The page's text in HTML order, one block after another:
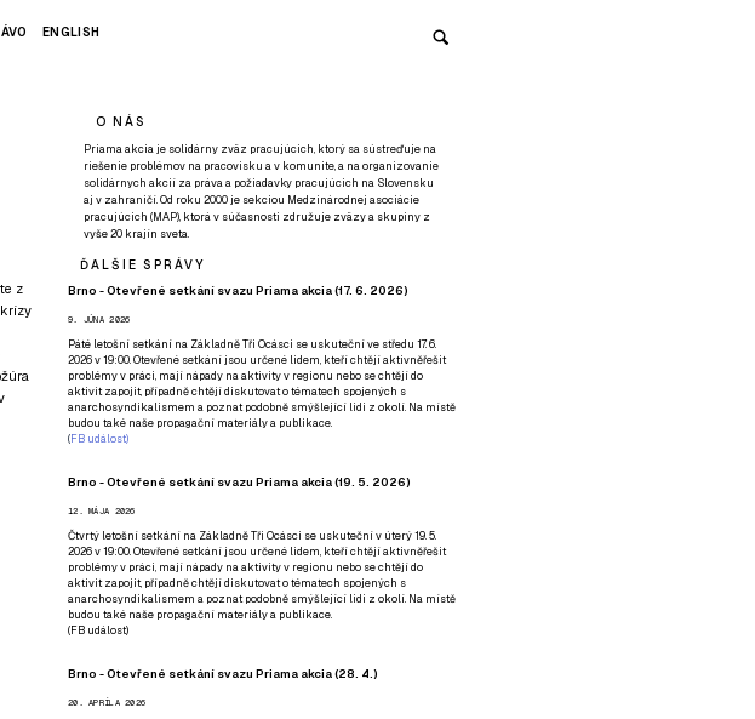
ENGLISH
z
O NÁS
Priama akcia je solidárny zväz pracujúcich, ktorý sa sústreďuje na
riešenie problémov na pracovisku a v komunite, a na organizovanie
solidárnych akcií za práva a požiadavky pracujúcich na Slovensku
aj v zahraničí. Od roku 2000 je sekciou Medzinárodnej asociácie
pracujúcich (MAP), ktorá v súčasnosti združuje zväzy a skupiny z
vyše 20 krajín sveta.
ĎALŠIE SPRÁVY
Brno - Otevřené setkání svazu Priama akcia (17. 6. 2026)
9. JÚNA 2026
Páté letošní setkání na Základně Tři Ocásci se uskuteční ve středu 17. 6.
2026 v 19:00. Otevřené setkání jsou určené lidem, kteří chtějí aktivněřešit
problémy v práci, mají nápady na aktivity v regionu nebo se chtějí do
aktivit zapojit, případně chtějí diskutovat o tématech spojených s
anarchosyndikalismem a poznat podobně smýšlející lidi z okolí. Na místě
budou také naše propagační materiály a publikace.
(FB událost)
Brno - Otevřené setkání svazu Priama akcia (19. 5. 2026)
12. MÁJA 2026
Čtvrtý letošní setkání na Základně Tři Ocásci se uskuteční v úterý 19. 5.
2026 v 19:00. Otevřené setkání jsou určené lidem, kteří chtějí aktivněřešit
problémy v práci, mají nápady na aktivity v regionu nebo se chtějí do
aktivit zapojit, případně chtějí diskutovat o tématech spojených s
anarchosyndikalismem a poznat podobně smýšlející lidi z okolí. Na místě
budou také naše propagační materiály a publikace.
(FB událost)
Brno - Otevřené setkání svazu Priama akcia (28. 4.)
20. APRÍLA 2026